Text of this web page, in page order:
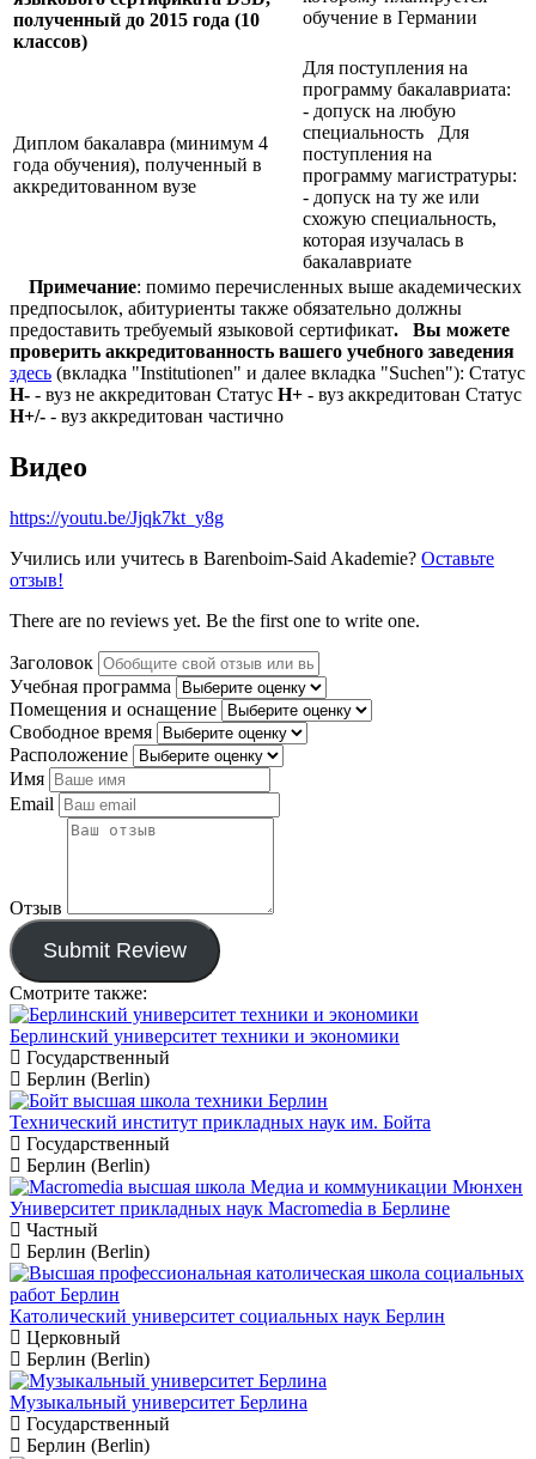
обучение в Германии
полученный до 2015 года (10
классов)
Диплом бакалавра (минимум 4
года обучения), полученный в
аккредитованном вузе
Для поступления на
программу бакалавриата:
- допуск на любую
специальность Для
поступления на
программу магистратуры:
- допуск на ту же или
схожую специальность,
которая изучалась в
бакалавриате
Примечание: помимо перечисленных выше академических
предпосылок, абитуриенты также обязательно должны
предоставить требуемый языковой сертификат.
Вы можете
проверить аккредитованность вашего учебного заведения
здесь (вкладка "Institutionen" и далее вкладка "Suchen"): Статус
Н- - вуз не аккредитован Статус Н+ - вуз аккредитован Статус
Н+/- - вуз аккредитован частично
Видео
https://youtu.be/Jjqk7kt_y8g
Учились или учитесь в Barenboim-Said Akademie? Оставьте
отзыв!
There are no reviews yet. Be the first one to write one.
Заголовок
Учебная программа
Помещения и оснащение
Свободное время
Расположение
Имя
Email
Отзыв
Submit Review
Смотрите также:
Берлинский университет техники и экономики
Государственный
Берлин (Berlin)
Технический институт прикладных наук им. Бойта
Государственный
Берлин (Berlin)
Университет прикладных наук Macromedia в Берлине
Частный
Берлин (Berlin)
Католический университет социальных наук Берлин
Церковный
Берлин (Berlin)
Музыкальный университет Берлина
Государственный
Берлин (Berlin)